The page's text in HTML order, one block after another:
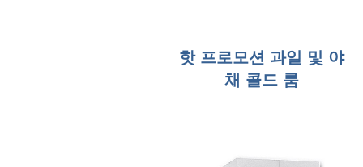
핫 프로모션 과일 및 야
채 콜드 룸